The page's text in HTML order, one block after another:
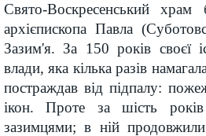
Свято-Воскресенський
архієпископа Павла
Зазим'я. За 150 років своєї
влади, яка кілька разів
постраждав від підпалу:
ікон. Проте за шість
зазимцями; в ній